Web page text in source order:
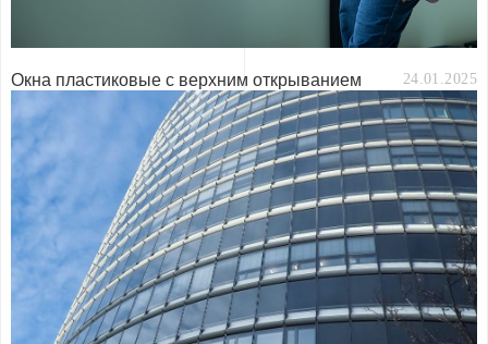
Окна пластиковые с верхним открыванием 24.01.2025